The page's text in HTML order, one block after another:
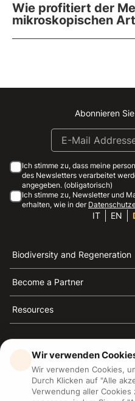
Wie profitiert der
mikroskopischen
Abonnieren
Ich stimme zu, dass meine
des Newsletters verarbeitet
angegeben. (obligatorisch)
Ich stimme zu, Newsletter und
erhalten, wie in der
IT EN
Biodiversity and Regeneration
Become a Partner
Resources
3Bee ist die Referenz für
und
Wir verwenden
Wir verwenden Cookies,
Durch Klicken auf "Alle
Verwendung aller